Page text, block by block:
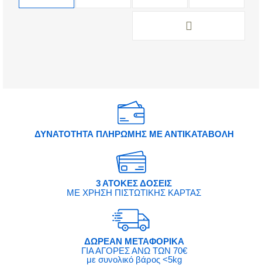
ΔΥΝΑΤΟΤΗΤΑ ΠΛΗΡΩΜΗΣ ΜΕ ΑΝΤΙΚΑΤΑΒΟΛΗ
3 ΑΤΟΚΕΣ ΔΟΣΕΙΣ
ΜΕ ΧΡΗΣΗ ΠΙΣΤΩΤΙΚΗΣ ΚΑΡΤΑΣ
ΔΩΡΕΑΝ ΜΕΤΑΦΟΡΙΚΑ
ΓΙΑ ΑΓΟΡΕΣ ΑΝΩ ΤΩΝ 70€
με συνολικό βάρος <5kg